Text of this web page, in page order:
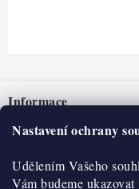
Nastavení ochrany
Udělením Vašeho
Vám budeme
pInformace
Nepřevzetí zásilky na
Obchodní podmínky
O nás
Historie
O nákupu